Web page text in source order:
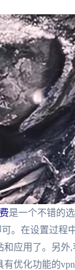
是一个不错的
。在设置过程
应用了。另
优化功能的